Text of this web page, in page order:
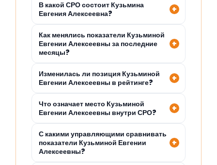
В какой СРО состоит Кузьмина
Евгения Алексеевна?
Как менялись показатели Кузьминой
Евгении Алексеевны за последние
месяцы?
Изменилась ли позиция Кузьминой
Евгении Алексеевны в рейтинге?
Что означает место Кузьминой
Евгении Алексеевны внутри СРО?
С какими управляющими сравнивать
показатели Кузьминой Евгении
Алексеевны?